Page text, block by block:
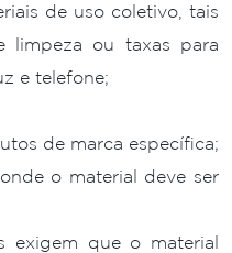
de uso coletivo, tais
limpeza ou taxas para
e telefone;
de marca específica;
o material deve ser
exigem que o material